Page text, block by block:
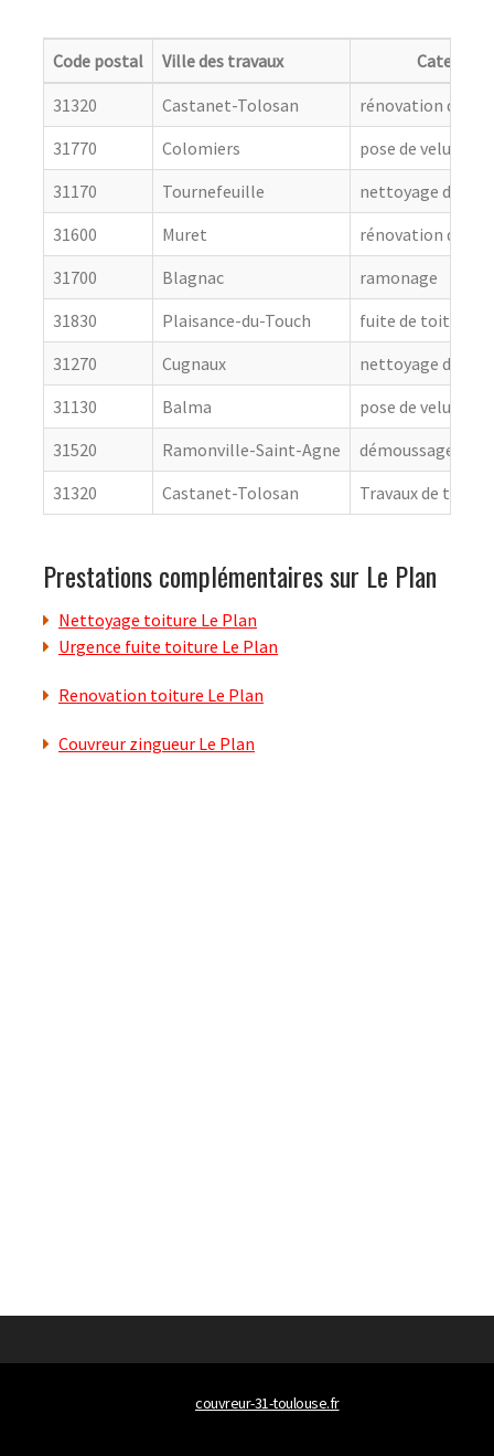
Code postal Ville des travaux
Categorie
31320
Castanet-Tolosan
rénovation de
31770
Colomiers
pose de velux
31170
Tournefeuille
nettoyage de
31600
Muret
rénovation de
31700
Blagnac
ramonage
31830
Plaisance-du-Touch
fuite de toiture
31270
Cugnaux
nettoyage de
31130
Balma
pose de velux
31520
Ramonville-Saint-Agne
démoussage de
31320
Castanet-Tolosan Travaux de
Prestations complémentaires sur Le Plan
Nettoyage toiture Le Plan
Urgence fuite toiture Le Plan
Renovation toiture Le Plan
Couvreur zingueur Le Plan
couvreur-31-toulouse.fr